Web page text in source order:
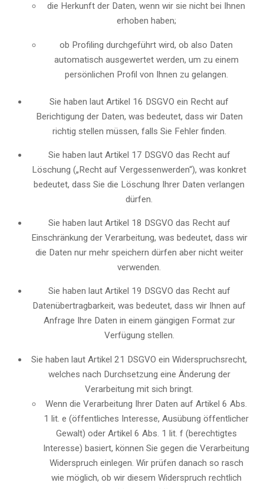
die Herkunft der Daten, wenn wir sie nicht bei Ihnen
erhoben haben;
ob Profiling durchgeführt wird, ob also Daten
automatisch ausgewertet werden, um zu einem
persönlichen Profil von Ihnen zu gelangen.
Sie haben laut Artikel 16 DSGVO ein Recht auf
Berichtigung der Daten, was bedeutet, dass wir Daten
richtig stellen müssen, falls Sie Fehler finden.
Sie haben laut Artikel 17 DSGVO das Recht auf
Löschung („Recht auf Vergessenwerden“), was konkret
bedeutet, dass Sie die Löschung Ihrer Daten verlangen
dürfen.
Sie haben laut Artikel 18 DSGVO das Recht auf
Einschränkung der Verarbeitung, was bedeutet, dass wir
die Daten nur mehr speichern dürfen aber nicht weiter
verwenden.
Sie haben laut Artikel 19 DSGVO das Recht auf
Datenübertragbarkeit, was bedeutet, dass wir Ihnen auf
Anfrage Ihre Daten in einem gängigen Format zur
Verfügung stellen.
Sie haben laut Artikel 21 DSGVO ein Widerspruchsrecht,
welches nach Durchsetzung eine Änderung der
Verarbeitung mit sich bringt.
Wenn die Verarbeitung Ihrer Daten auf Artikel 6 Abs.
1 lit. e (öffentliches Interesse, Ausübung öffentlicher
Gewalt) oder Artikel 6 Abs. 1 lit. f (berechtigtes
Interesse) basiert, können Sie gegen die Verarbeitung
Widerspruch einlegen. Wir prüfen danach so rasch
wie möglich, ob wir diesem Widerspruch rechtlich